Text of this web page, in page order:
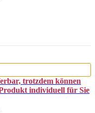
trotzdem können
individuell für Sie